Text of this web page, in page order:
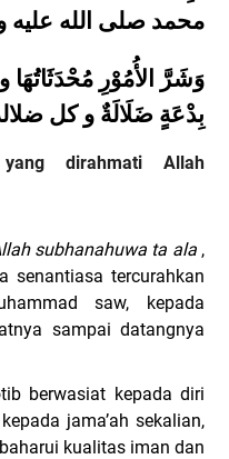
محمد صلى الله عليه
وَشَرَّ الأُمُوْرِ
بِدْعَةٍ ضَلَالَةٌ و كل
dirahmati Allah
subhanahuwa ta ala ,
senantiasa tercurahkan
saw, kepada
sampai datangnya
berwasiat kepada diri
jama’ah sekalian,
kualitas iman dan